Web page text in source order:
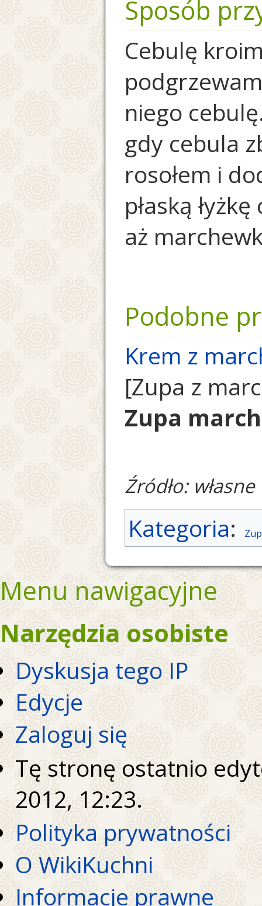
Sposób
Cebulę
niego
gdy cebula
rosołem i
płaską
aż
Podobne
Krem z
[Zupa z
Zupa
Źródło: własne
Kategoria:
Menu nawigacyjne
Narzędzia osobiste
Dyskusja tego IP
Edycje
Zaloguj się
Tę stronę ostatnio
2012, 12:23.
Polityka prywatności
O WikiKuchni
Informacje prawne